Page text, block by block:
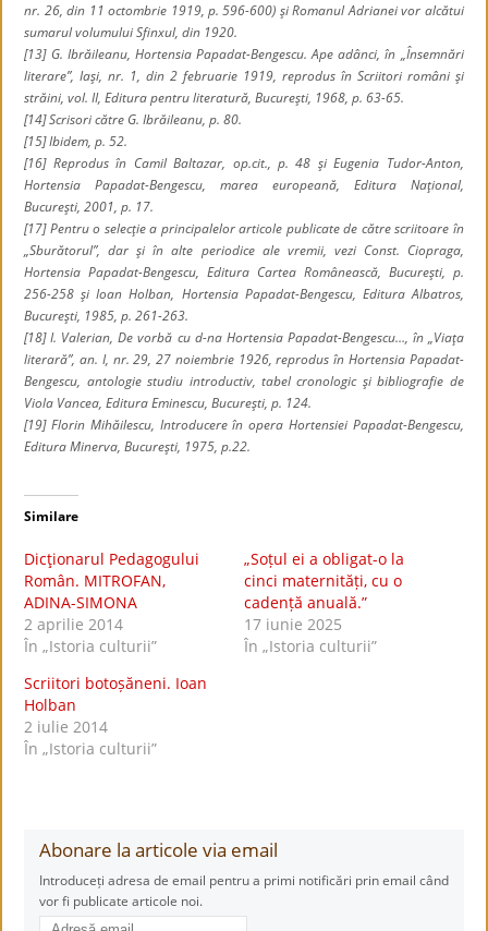
nr. 26, din 11 octombrie 1919, p. 596-600) şiRomanul Adrianeivor alcătui
sumarul volumuluiSfinxul,din 1920.
[13] G. Ibrăileanu, Hortensia Papadat-Bengescu.Ape adânci, în „Însemnări
literare”, Iaşi, nr. 1, din 2 februarie 1919, reprodus în Scriitori români şi
străini,vol. II, Editura pentru literatură, Bucureşti, 1968, p. 63-65.
[14]Scrisori către G. Ibrăileanu, p. 80.
[15]Ibidem, p. 52.
[16] Reprodus în Camil Baltazar, op.cit., p. 48 şi Eugenia Tudor-Anton,
Hortensia Papadat-Bengescu, marea europeană, Editura Naţional,
Bucureşti, 2001, p. 17.
[17] Pentru o selecţie a principalelor articole publicate de către scriitoare în
„Sburătorul”, dar şi în alte periodice ale vremii, vezi Const. Ciopraga,
Hortensia Papadat-Bengescu, Editura Cartea Românească, Bucureşti, p.
256-258 şi Ioan Holban, Hortensia Papadat-Bengescu, Editura Albatros,
Bucureşti, 1985, p. 261-263.
[18] I. Valerian,De vorbă cu d-na Hortensia Papadat-Bengescu…, în „Viaţa
literară”, an. I, nr. 29, 27 noiembrie 1926, reprodus în Hortensia Papadat-
Bengescu, antologie studiu introductiv, tabel cronologic şi bibliografie de
Viola Vancea, Editura Eminescu, Bucureşti, p. 124.
[19] Florin Mihăilescu, Introducere în opera Hortensiei Papadat-Bengescu,
Editura Minerva, Bucureşti, 1975, p.22.
Similare
Dicţionarul Pedagogului
Român. MITROFAN,
ADINA-SIMONA
2 aprilie 2014
În „Istoria culturii”
„Soțul ei a obligat-o la
cinci maternități, cu o
cadență anuală.”
17 iunie 2025
În „Istoria culturii”
Scriitori botoșăneni. Ioan
Holban
2 iulie 2014
În „Istoria culturii”
Abonare la articole via email
Introduceți adresa de email pentru a primi notificări prin email când
vor fi publicate articole noi.
Adresă